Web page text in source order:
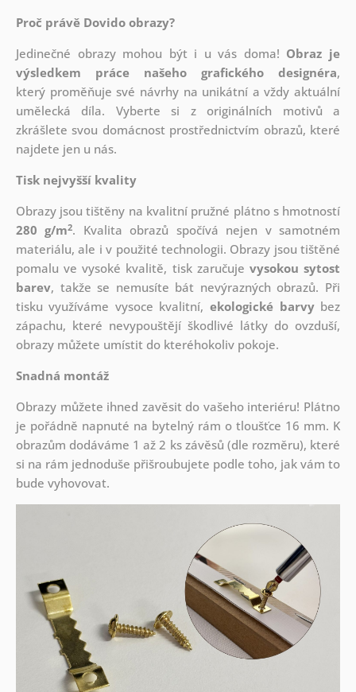
Proč právě Dovido obrazy?
Jedinečné obrazy mohou být i u vás doma! Obraz je
výsledkem práce našeho grafického designéra,
který proměňuje své návrhy na unikátní a vždy aktuální
umělecká díla. Vyberte si z originálních motivů a
zkrášlete svou domácnost prostřednictvím obrazů, které
najdete jen u nás.
Tisk nejvyšší kvality
Obrazy jsou tištěny na kvalitní pružné plátno s hmotností
280 g/m2. Kvalita obrazů spočívá nejen v samotném
materiálu, ale i v použité technologii. Obrazy jsou tištěné
pomalu ve vysoké kvalitě, tisk zaručuje vysokou sytost
barev, takže se nemusíte bát nevýrazných obrazů. Při
tisku využíváme vysoce kvalitní,ekologické barvybez
zápachu, které nevypouštějí škodlivé látky do ovzduší,
obrazy můžete umístit do kteréhokoliv pokoje.
Snadná montáž
Obrazy můžete ihned zavěsit do vašeho interiéru! Plátno
je pořádně napnuté na bytelný rám o tloušťce 16 mm. K
obrazům dodáváme 1 až 2 ks závěsů (dle rozměru), které
si na rám jednoduše přišroubujete podle toho, jak vám to
bude vyhovovat.